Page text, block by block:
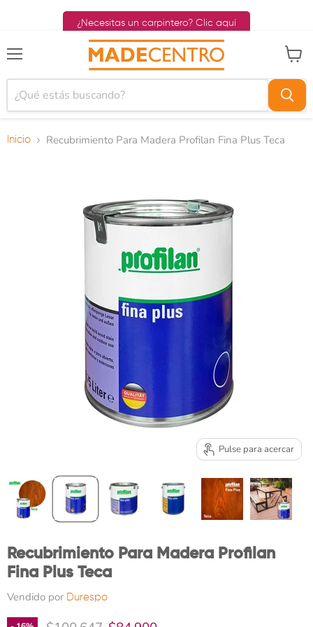
¿Necesitas un carpintero? Clic aquí
Menú
Inicio Recubrimiento Para Madera Profilan Fina Plus Teca
Pulse para acercar
Recubrimiento Para Madera Profilan
Fina Plus Teca
Vendido por Durespo